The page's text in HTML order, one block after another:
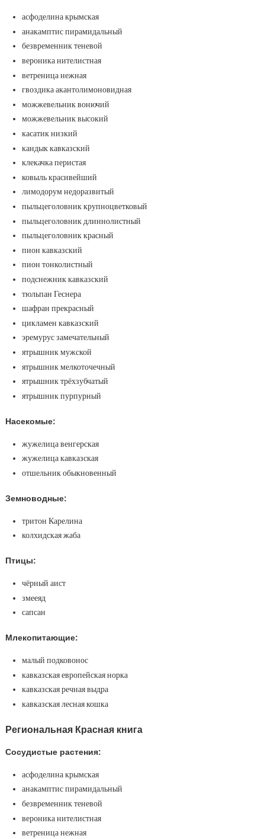
асфоделина крымская
анакамптис пирамидальный
безвременник теневой
вероника нителистная
ветреница нежная
гвоздика акантолимоновидная
можжевельник вонючий
можжевельник высокий
касатик низкий
кандык кавказский
клекачка перистая
ковыль красивейший
лимодорум недоразвитый
пыльцеголовник крупноцветковый
пыльцеголовник длиннолистный
пыльцеголовник красный
пион кавказский
пион тонколистный
подснежник кавказский
тюльпан Геснера
шафран прекрасный
цикламен кавказский
эремурус замечательный
ятрышник мужской
ятрышник мелкоточечный
ятрышник трёхзубчатый
ятрышник пурпурный
Насекомые:
жужелица венгерская
жужелица кавказская
отшельник обыкновенный
Земноводные:
тритон Карелина
колхидская жаба
Птицы:
чёрный аист
змееяд
сапсан
Млекопитающие:
малый подковонос
кавказская европейская норка
кавказская речная выдра
кавказская лесная кошка
Региональная Красная книга
Сосудистые растения:
асфоделина крымская
анакамптис пирамидальный
безвременник теневой
вероника нителистная
ветреница нежная